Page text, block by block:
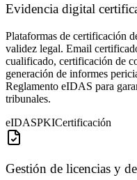
Evidencia digital
Plataformas de certificación
validez legal. Email
cualificado, certificación de
generación de informes
Reglamento eIDAS para
tribunales.
eIDASPKICertificación
Gestión de licencias y